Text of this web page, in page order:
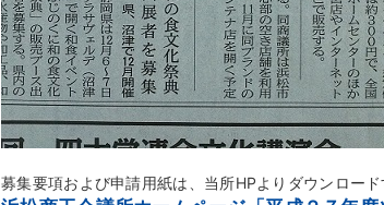
募集要項および申請用紙は、当所HPよりダウンロー